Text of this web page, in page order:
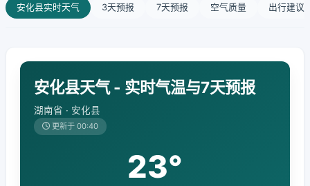
安化县实时天气 3天预报 7天预报 空气质量 出行建议
安化县天气 - 实时气温与7天预报
湖南省 · 安化县
更新于 00:40
23°